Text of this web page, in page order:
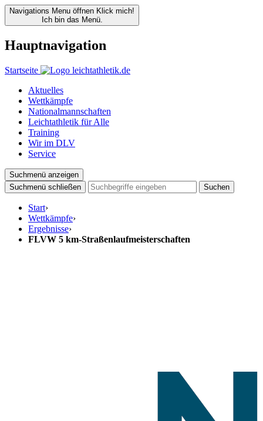
Navigations Menu öffnen Klick mich!
Ich bin das Menü.
Hauptnavigation
Startseite
Aktuelles
Wettkämpfe
Nationalmannschaften
Leichtathletik für Alle
Training
Wir im DLV
Service
Suchmenü anzeigen
Suchmenü schließen
Suchen
Start›
Wettkämpfe›
Ergebnisse›
FLVW 5 km-Straßenlaufmeisterschaften